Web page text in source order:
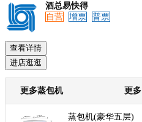
预览
酒总易快得
自营
增票 普票
查看详情
进店逛逛
更多蒸包机 更多
蒸包机(豪华五层)